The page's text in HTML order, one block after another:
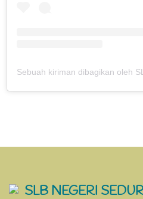
SLB NEGERI